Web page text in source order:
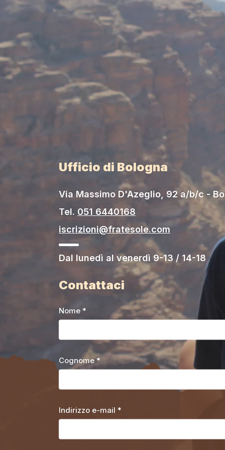
Ufficio di Bologna
Via Massimo D'Azeglio, 92 a/b/c -
Tel. 051 6440168
iscrizioni@fratesole.com
Dal lunedì al venerdì 9-13 / 14-18
Contattaci
Nome *
Cognome *
Indirizzo e-mail *